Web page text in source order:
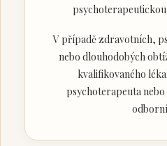
V případě zdravotních,
nebo dlouhodobých
kvalifikovaného
psychoterapeuta